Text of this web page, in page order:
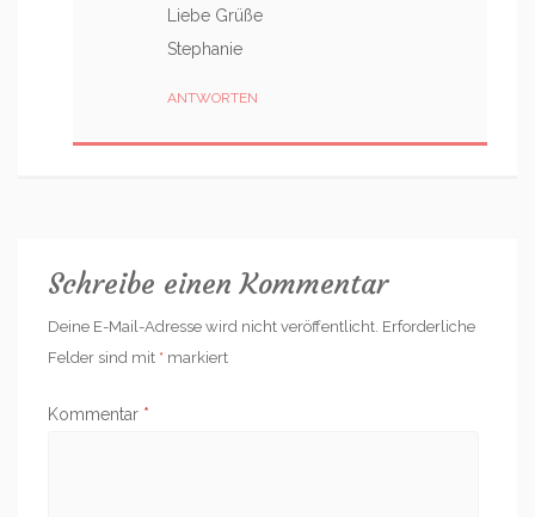
Liebe Grüße
Stephanie
ANTWORTEN
Schreibe einen Kommentar
Deine E-Mail-Adresse wird nicht veröffentlicht. Erforderliche
Felder sind mit * markiert
Kommentar *